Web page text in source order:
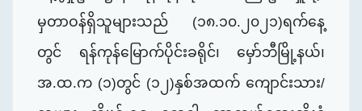
မှတာဝန်ရှိသူများသည် (၁၈.၁၀.၂၀၂၁)ရက်နေ့
တွင် ရန်ကုန်‌‌မြောက်ပိုင်းခရိုင်၊ မှော်ဘီမြို့နယ်၊
အ.ထ.က (၁)တွင် (၁၂)နှစ်အထက် ကျောင်းသား/